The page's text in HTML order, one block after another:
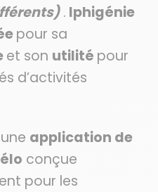
. Iphigénie
pour sa
et son utilité pour
d’activités
application de
conçue
pour les